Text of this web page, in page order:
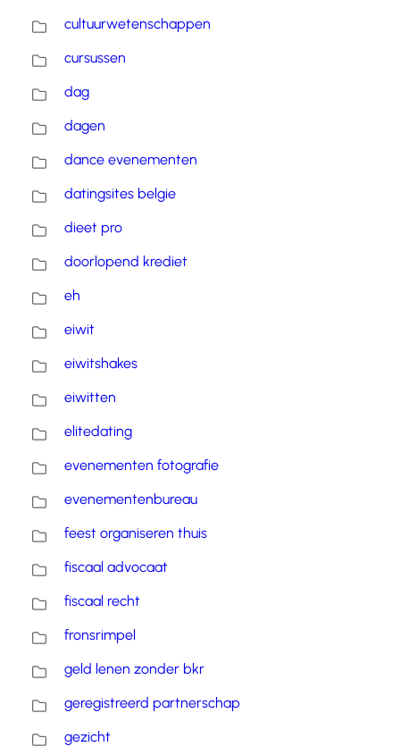
cultuurwetenschappen
cursussen
dag
dagen
dance evenementen
datingsites belgie
dieet pro
doorlopend krediet
eh
eiwit
eiwitshakes
eiwitten
elitedating
evenementen fotografie
evenementenbureau
feest organiseren thuis
fiscaal advocaat
fiscaal recht
fronsrimpel
geld lenen zonder bkr
geregistreerd partnerschap
gezicht